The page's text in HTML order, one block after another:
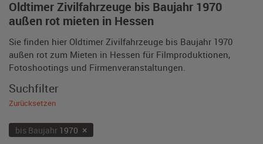
Oldtimer Zivilfahrzeuge bis Baujahr 1970
außen rot mieten in Hessen
Sie finden hier Oldtimer Zivilfahrzeuge bis Baujahr 1970
außen rot zum Mieten in Hessen für Filmproduktionen,
Fotoshootings und Firmenveranstaltungen.
Suchfilter
Zurücksetzen
bis Baujahr1970 ×